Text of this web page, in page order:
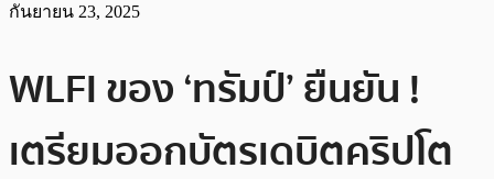
กันยายน 23, 2025
WLFI ของ ‘ทรัมป์’ ยืนยัน !
เตรียมออกบัตรเดบิตคริปโต